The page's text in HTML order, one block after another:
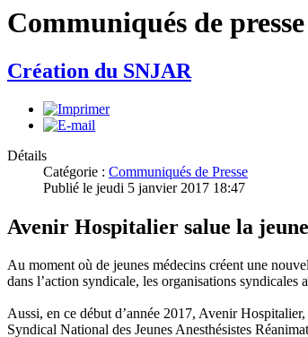
Communiqués de presse
Création du SNJAR
Détails
Catégorie : Communiqués de Presse
Publié le jeudi 5 janvier 2017 18:47
Avenir Hospitalier salue la
Au moment où de jeunes médecins créent une
dans l’action syndicale, les organisations syndicales
Aussi, en ce début d’année 2017, Avenir
Syndical National des Jeunes Anesthésistes